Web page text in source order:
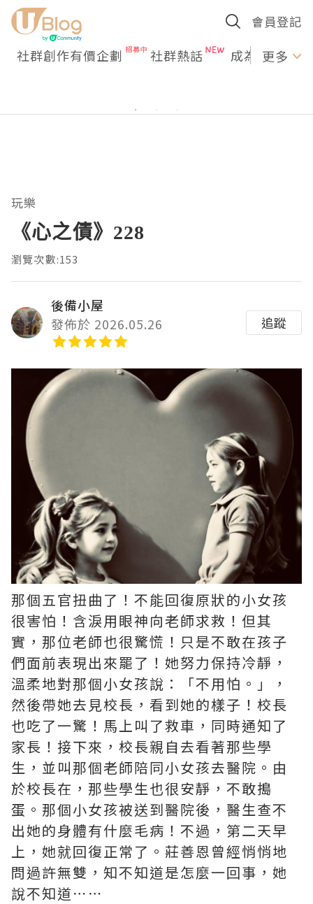
會員登記
社群創作有價企劃 社群熱話 成為U更多
玩樂
《心之債》228
瀏覽次數:153
後備小屋
發佈於 2026.05.26
追蹤
那個五官扭曲了！不能回復原狀的小女孩
很害怕！含淚用眼神向老師求救！但其
實，那位老師也很驚慌！只是不敢在孩子
們面前表現出來罷了！她努力保持冷靜，
溫柔地對那個小女孩說：「不用怕。」，
然後帶她去見校長，看到她的樣子！校長
也吃了一驚！馬上叫了救車，同時通知了
家長！接下來，校長親自去看著那些學
生，並叫那個老師陪同小女孩去醫院。由
於校長在，那些學生也很安靜，不敢搗
蛋。那個小女孩被送到醫院後，醫生查不
出她的身體有什麼毛病！不過，第二天早
上，她就回復正常了。莊善恩曾經悄悄地
問過許無雙，知不知道是怎麼一回事，她
說不知道⋯⋯